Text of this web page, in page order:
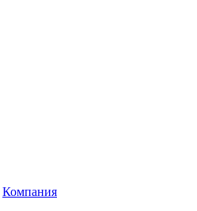
Компания